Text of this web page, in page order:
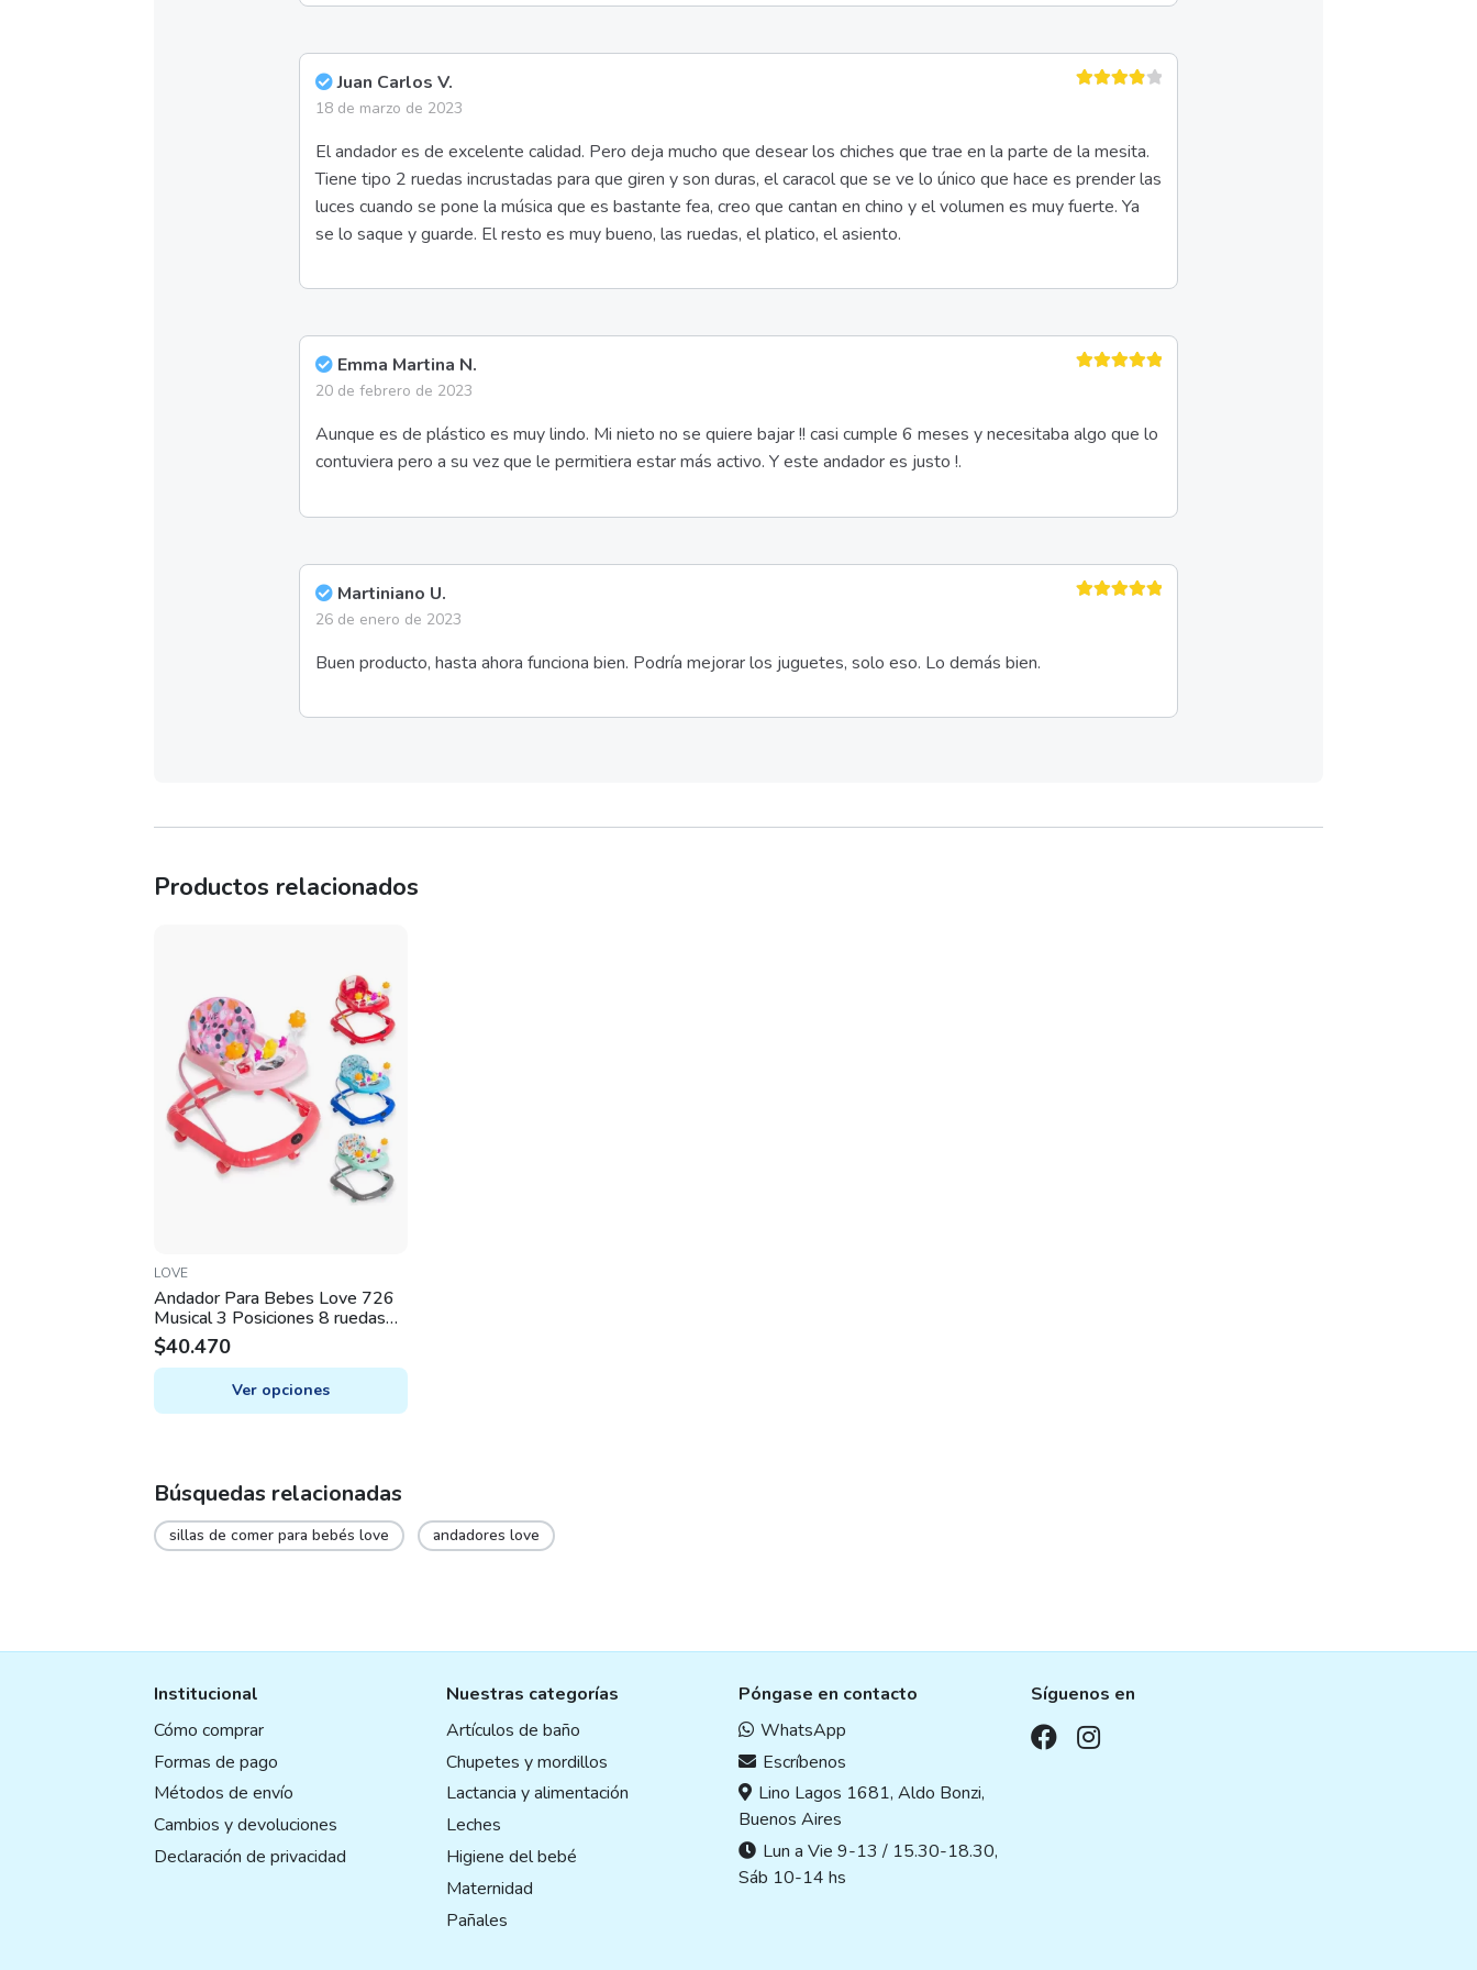
Juan Carlos V.
18 de marzo de 2023
El andador es de excelente calidad. Pero deja mucho que desear los chiches que trae en la parte de la mesita.
Tiene tipo 2 ruedas incrustadas para que giren y son duras, el caracol que se ve lo único que hace es prender las
luces cuando se pone la música que es bastante fea, creo que cantan en chino y el volumen es muy fuerte. Ya
se lo saque y guarde. El resto es muy bueno, las ruedas, el platico, el asiento.
Emma Martina N.
20 de febrero de 2023
Aunque es de plástico es muy lindo. Mi nieto no se quiere bajar !! casi cumple 6 meses y necesitaba algo que lo
contuviera pero a su vez que le permitiera estar más activo. Y este andador es justo !.
Martiniano U.
26 de enero de 2023
Buen producto, hasta ahora funciona bien. Podría mejorar los juguetes, solo eso. Lo demás bien.
Productos relacionados
LOVE
Andador Para Bebes Love 726
Musical 3 Posiciones 8 ruedas
Sonajero
$40.470
Ver opciones
multiple
variants.
The
the
page
Búsquedas relacionadas
sillas de comer para bebés love andadores love
Institucional
Cómo comprar
Formas de pago
Métodos de envío
Cambios y devoluciones
Declaración de privacidad
Nuestras categorías
Artículos de baño
Chupetes y mordillos
Lactancia y alimentación
Leches
Higiene del bebé
Maternidad
Pañales
Póngase en contacto
WhatsApp
Escríbenos
Lino Lagos 1681, Aldo Bonzi,
Buenos Aires
Lun a Vie 9-13 / 15.30-18.30,
Sáb 10-14 hs
Síguenos en